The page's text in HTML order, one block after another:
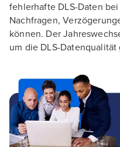
fehlerhafte DLS-Daten
Nachfragen,
können. Der
um die DLS-